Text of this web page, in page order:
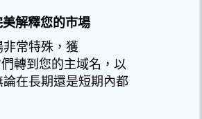
解釋您的市場
常特殊，獲
轉到您的主域名，以
在長期還是短期內都